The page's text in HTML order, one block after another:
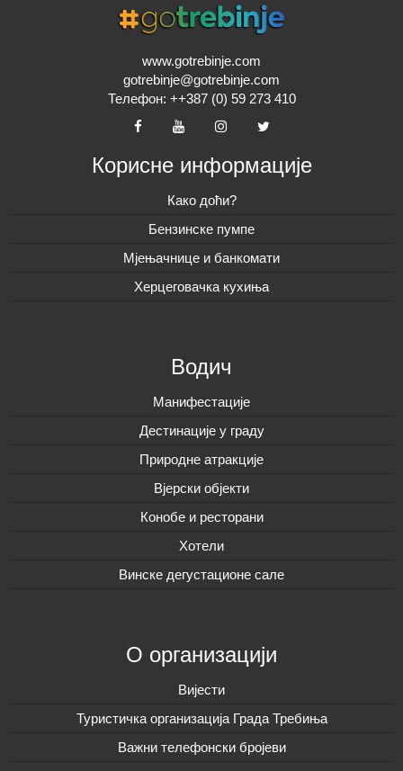
www.gotrebinje.com
gotrebinje@gotrebinje.com
Телефон: ++387 (0) 59 273 410
Корисне информације
Како доћи?
Бензинске пумпе
Мјењачнице и банкомати
Херцеговачка кухиња
Водич
Манифестације
Дестинације у граду
Природне атракције
Вјерски објекти
Конобе и ресторани
Хотели
Винске дегустационе сале
О организацији
Вијeсти
Туристичка организација Града Требиња
Важни телефонски бројеви